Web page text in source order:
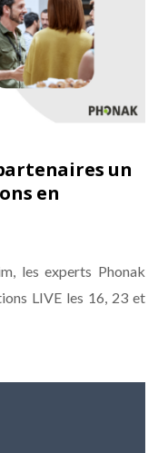
un
en
les experts Phonak
LIVE les 16, 23 et